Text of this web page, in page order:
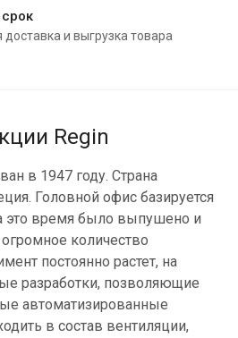
и выгрузка товара
Regin
в 1947 году. Страна
Головной офис базируется
это время было выпушено и
количество
постоянно растет, на
разработки, позволяющие
автоматизированные
в состав вентиляции,